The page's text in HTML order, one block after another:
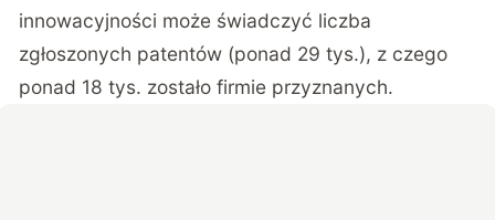
innowacyjności może świadczyć liczba
zgłoszonych patentów (ponad 29 tys.), z czego
ponad 18 tys. zostało firmie przyznanych.